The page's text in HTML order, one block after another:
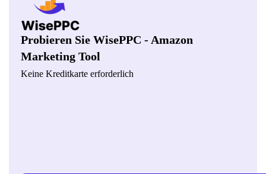
Probieren Sie WisePPC - Amazon
Marketing Tool
Keine Kreditkarte erforderlich